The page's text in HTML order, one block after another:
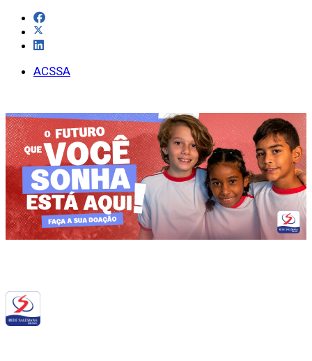
ACSSA